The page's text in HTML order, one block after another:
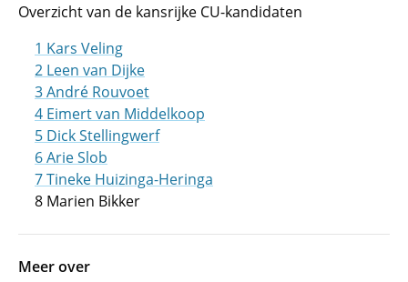
Overzicht van de kansrijke CU-kandidaten
1 Kars Veling
2 Leen van Dijke
3 André Rouvoet
4 Eimert van Middelkoop
5 Dick Stellingwerf
6 Arie Slob
7 Tineke Huizinga-Heringa
8 Marien Bikker
Meer over